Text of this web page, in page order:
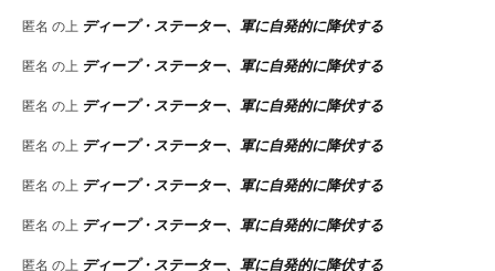
匿名 の上 ディープ・ステーター、軍に自発的に降伏する
匿名 の上 ディープ・ステーター、軍に自発的に降伏する
匿名 の上 ディープ・ステーター、軍に自発的に降伏する
匿名 の上 ディープ・ステーター、軍に自発的に降伏する
匿名 の上 ディープ・ステーター、軍に自発的に降伏する
匿名 の上 ディープ・ステーター、軍に自発的に降伏する
匿名 の上 ディープ・ステーター、軍に自発的に降伏する